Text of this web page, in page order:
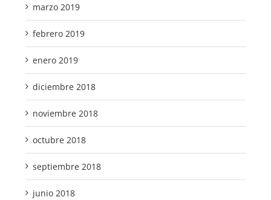
marzo 2019
febrero 2019
enero 2019
diciembre 2018
noviembre 2018
octubre 2018
septiembre 2018
junio 2018